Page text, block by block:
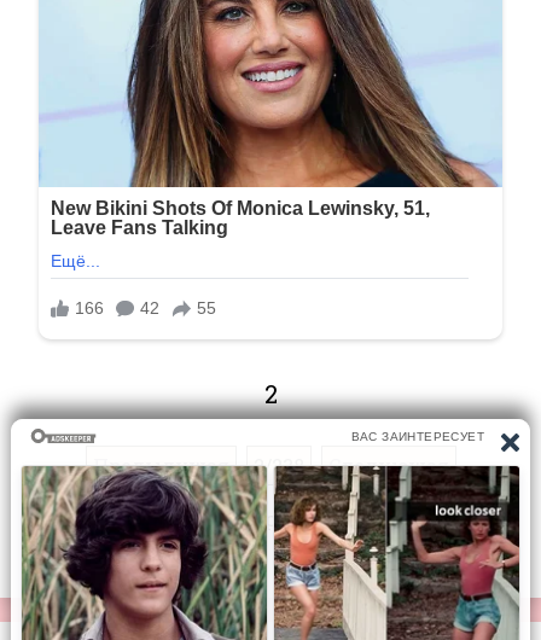
2
Предыдущая 2/238 Следующая
Перейти на страницу: